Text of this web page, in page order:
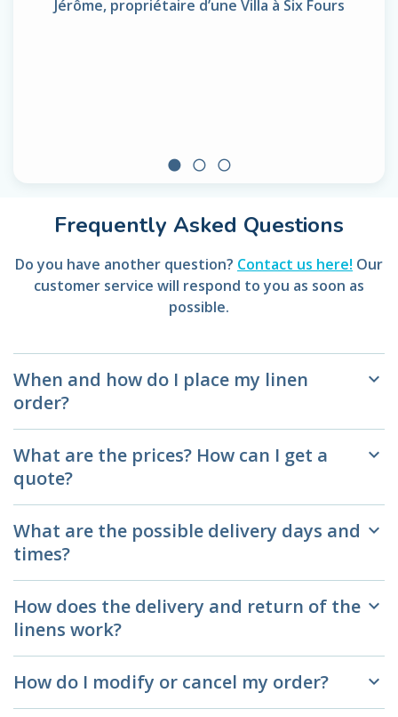
Jérôme, propriétaire d’une Villa à Six Fours
circle radio_button_unchecked radio_button_unchecked
Frequently Asked Questions
Do you have another question? Contact us here! Our
customer service will respond to you as soon as
possible.
When and how do I place my linen
order?
keyboard_arrow_down
What are the prices? How can I get a
quote?
keyboard_arrow_down
What are the possible delivery days and
times?
keyboard_arrow_down
How does the delivery and return of the
linens work?
keyboard_arrow_down
How do I modify or cancel my order? keyboard_arrow_down